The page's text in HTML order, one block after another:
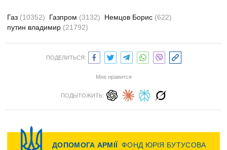
Газ (10352) Газпром (3132) Немцов Борис (622)
путин владимир (21792)
ПОДЕЛИТЬСЯ:
Мне нравится
ПОДЫТОЖИТЬ: